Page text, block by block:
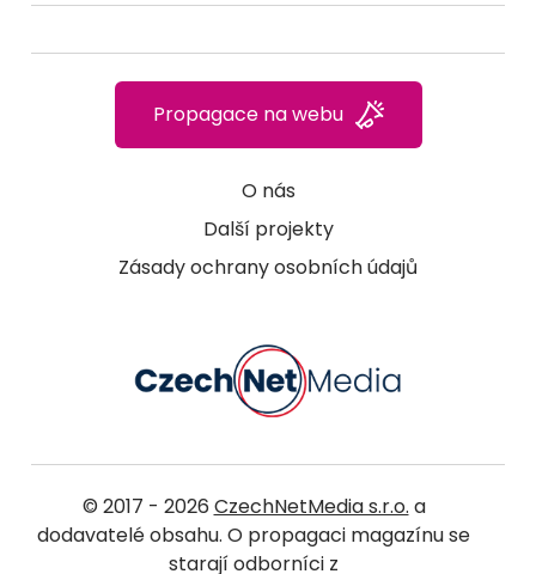
O nás
Další projekty
Zásady ochrany osobních údajů
Propagace na webu
© 2017 - 2026 CzechNetMedia s.r.o. a
dodavatelé obsahu. O propagaci magazínu se
starají odborníci z